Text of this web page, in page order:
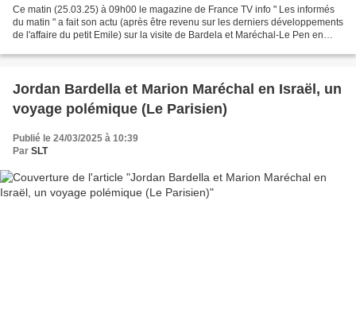
Ce matin (25.03.25) à 09h00 le magazine de France TV info " Les informés
du matin " a fait son actu (après être revenu sur les derniers développements
de l'affaire du petit Emile) sur la visite de Bardela et Maréchal-Le Pen en
Jordan Bardella et Marion Maréchal en Israël, un
voyage polémique (Le Parisien)
Publié le 24/03/2025 à 10:39
Par SLT